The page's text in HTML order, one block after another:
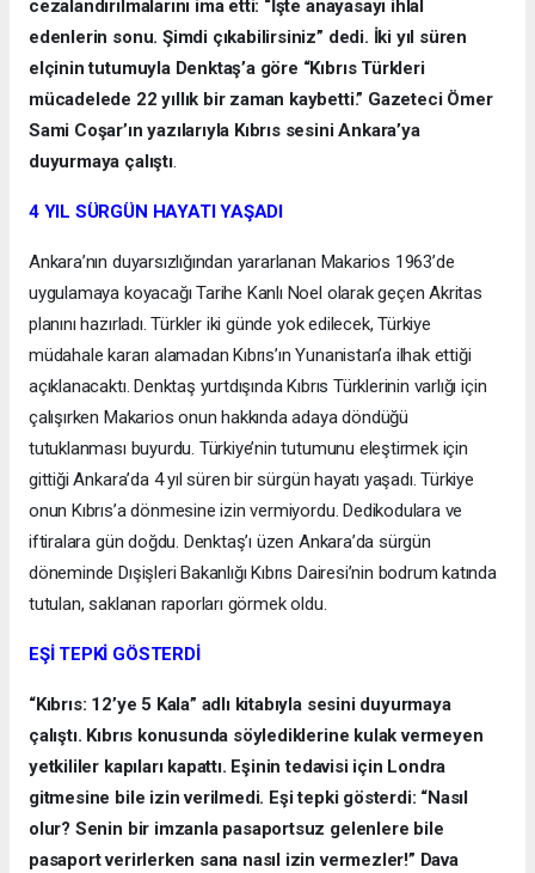
cezalandırılmalarını ima etti: “İşte anayasayı ihlal
edenlerin sonu. Şimdi çıkabilirsiniz” dedi. İki yıl süren
elçinin tutumuyla Denktaş’a göre “Kıbrıs Türkleri
mücadelede 22 yıllık bir zaman kaybetti.” Gazeteci Ömer
Sami Coşar’ın yazılarıyla Kıbrıs sesini Ankara’ya
duyurmaya çalıştı.
4 YIL SÜRGÜN HAYATI YAŞADI
Ankara’nın duyarsızlığından yararlanan Makarios 1963’de
uygulamaya koyacağı Tarihe Kanlı Noel olarak geçen Akritas
planını hazırladı. Türkler iki günde yok edilecek, Türkiye
müdahale kararı alamadan Kıbrıs’ın Yunanistan’a ilhak ettiği
açıklanacaktı. Denktaş yurtdışında Kıbrıs Türklerinin varlığı için
çalışırken Makarios onun hakkında adaya döndüğü
tutuklanması buyurdu. Türkiye’nin tutumunu eleştirmek için
gittiği Ankara’da 4 yıl süren bir sürgün hayatı yaşadı. Türkiye
onun Kıbrıs’a dönmesine izin vermiyordu. Dedikodulara ve
iftiralara gün doğdu. Denktaş’ı üzen Ankara’da sürgün
döneminde Dışişleri Bakanlığı Kıbrıs Dairesi’nin bodrum katında
tutulan, saklanan raporları görmek oldu.
EŞİ TEPKİ GÖSTERDİ
“Kıbrıs: 12’ye 5 Kala” adlı kitabıyla sesini duyurmaya
çalıştı. Kıbrıs konusunda söylediklerine kulak vermeyen
yetkililer kapıları kapattı. Eşinin tedavisi için Londra
gitmesine bile izin verilmedi. Eşi tepki gösterdi: “Nasıl
olur? Senin bir imzanla pasaportsuz gelenlere bile
pasaport verirlerken sana nasıl izin vermezler!” Dava